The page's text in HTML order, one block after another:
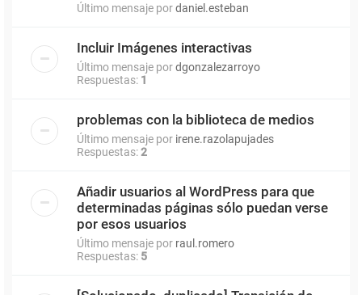
Último mensaje pordaniel.esteban
Incluir Imágenes interactivas
Último mensaje pordgonzalezarroyo
Respuestas: 1
problemas con la biblioteca de medios
Último mensaje por irene.razolapujades
Respuestas:2
Añadir usuarios al WordPress para que
determinadas páginas sólo puedan verse
por esos usuarios
Último mensaje por raul.romero
Respuestas: 5